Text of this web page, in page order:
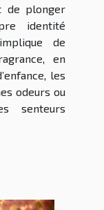
de plonger
identité
de
en
les
odeurs ou
senteurs